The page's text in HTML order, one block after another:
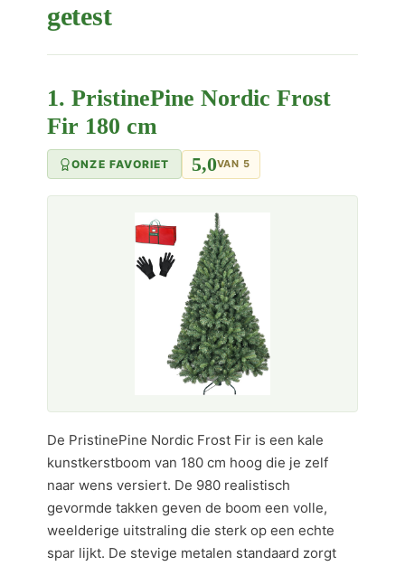
getest
1. PristinePine Nordic Frost
Fir 180 cm
ONZE FAVORIET 5,0VAN 5
De PristinePine Nordic Frost Fir is een kale
kunstkerstboom van 180 cm hoog die je zelf
naar wens versiert. De 980 realistisch
gevormde takken geven de boom een volle,
weelderige uitstraling die sterk op een echte
spar lijkt. De stevige metalen standaard zorgt